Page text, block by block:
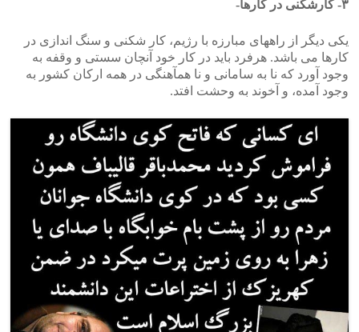
۳- کارشکنی در کارها-
یکی دیگر از راههای مبارزه با رژیم، کار شکنی و سنگ اندازی در
کارها می باشد. هرفرد باید در کار خود آنچان سستی و وقفه به
وجود آورد که نا به سامانی و نا همآهنگی در همه ارکان کشور به
وجود آمده، و آخوند به وحشت افتد.